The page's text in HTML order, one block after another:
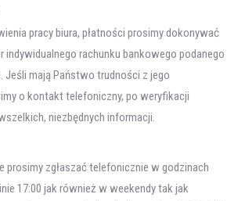
pracy biura, płatności prosimy dokonywać
indywidualnego rachunku bankowego podanego
Jeśli mają Państwo trudności z jego
o kontakt telefoniczny, po weryfikacji
niezbędnych informacji.
prosimy zgłaszać telefonicznie w godzinach
17:00 jak również w weekendy tak jak